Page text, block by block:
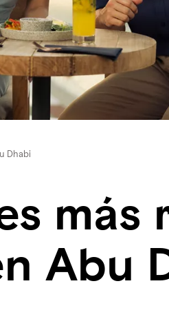
Dhabi
más
Abu